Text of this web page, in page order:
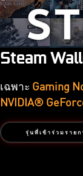
Steam
เฉพาะ Gaming
NVIDIA®
รุ่นที่เข้าร่วมรายก